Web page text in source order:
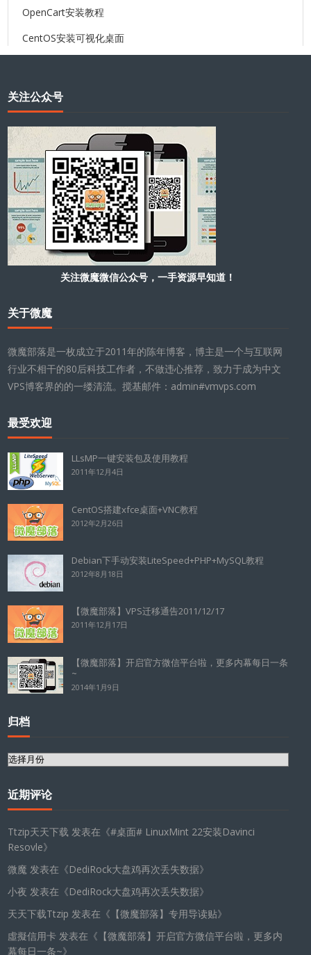
OpenCart安装教程
CentOS安装可视化桌面
关注公众号
关注微魔微信公众号，一手资源早知道！
关于微魔
微魔部落是一枚成立于2011年的陈年博客，博主是一个与互联网
行业不相干的80后科技工作者，不做违心推荐，致力于成为中文
VPS博客界的的一缕清流。搅基邮件：admin#vmvps.com
最受欢迎
LLsMP一键安装包及使用教程
2011年12月4日
CentOS搭建xfce桌面+VNC教程
2012年2月26日
Debian下手动安装LiteSpeed+PHP+MySQL教程
2012年8月18日
【微魔部落】VPS迁移通告2011/12/17
2011年12月17日
【微魔部落】开启官方微信平台啦，更多内幕每日一条
~
2014年1月9日
归档
归
近期评论
Ttzip天天下载 发表在《#桌面# LinuxMint 22安装Davinci
Resovle》
微魔 发表在《DediRock大盘鸡再次丢失数据》
小夜 发表在《DediRock大盘鸡再次丢失数据》
天天下载Ttzip 发表在《 【微魔部落】专用导读贴》
虛擬信用卡 发表在《 【微魔部落】开启官方微信平台啦，更多内
幕每日一条~》